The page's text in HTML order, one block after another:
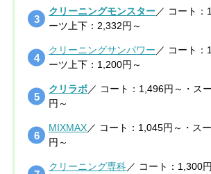
クリーニングモンスター／ コート：
ーツ上下：2,332円～
クリーニングサンパワー ／ コート：
ーツ上下：1,200円～
クリラボ／ コート：1,496円～・ス
円～
MIXMAX／ コート：1,045円～・ス
円～
クリーニング専科／ コート：1,300